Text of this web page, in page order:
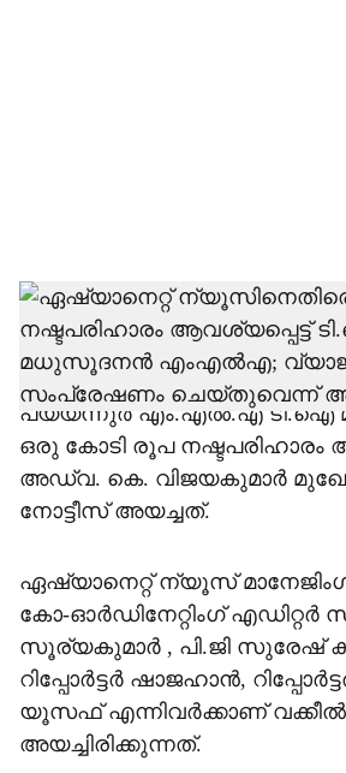
h
a
r
e
അപകീര്‍ത്തികരമായ വ്യാജ
നല്‍കിയെന്ന് ആരോപിച്ച്
ന്യൂസിനെതിരെ വക്കീല്‍
പയ്യന്നുര്‍ എം.എല്‍.എ
ഒരു കോടി രൂപ നഷ്ടപരിഹാരം
അഡ്വ. കെ. വിജയകുമാര്‍
നോട്ടീസ് അയച്ചത്.
ഏഷ്യാനെറ്റ് ന്യൂസ്
കോ-ഓര്‍ഡിനേറ്റിംഗ് എഡിറ്റര്‍
സൂര്യകുമാര്‍ , പി.ജി സുരേഷ്
റിപ്പോര്‍ട്ടര്‍ ഷാജഹാന്‍,
യൂസഫ് എന്നിവര്‍ക്കാണ് വക്കീല്‍
അയച്ചിരിക്കുന്നത്.